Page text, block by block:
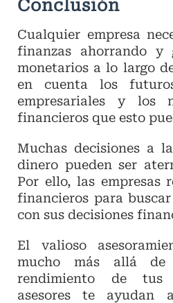
Conclusión
Cualquier empresa
finanzas ahorrando y
monetarios a lo largo
en cuenta los
empresariales y los
financieros que esto
Muchas decisiones a
dinero pueden ser
Por ello, las empresas
financieros para
con sus decisiones
El valioso
mucho más allá
rendimiento de tus
asesores te ayudan